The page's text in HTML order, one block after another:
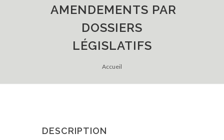
AMENDEMENTS PAR
DOSSIERS
LÉGISLATIFS
Accueil
DESCRIPTION